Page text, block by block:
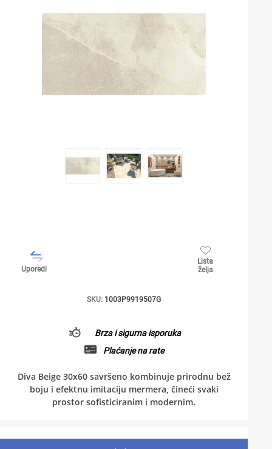
Uporedi
Lista
želja
SKU: 1003P9919507G
Brza i sigurna isporuka
Plaćanje na rate
Diva Beige 30x60 savršeno kombinuje prirodnu bež
boju i efektnu imitaciju mermera, čineći svaki
prostor sofisticiranim i modernim.